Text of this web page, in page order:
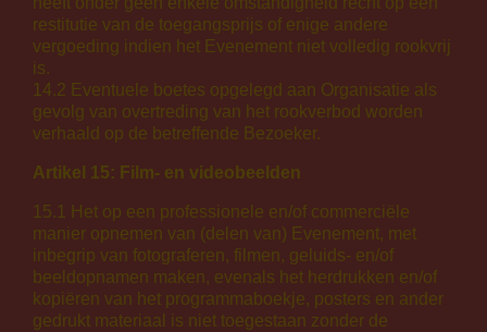
restitutie van de toegangsprijs of enige andere
vergoeding indien het Evenement niet volledig rookvrij
is.
14.2 Eventuele boetes opgelegd aan Organisatie als
gevolg van overtreding van het rookverbod worden
verhaald op de betreffende Bezoeker.
Artikel 15: Film- en videobeelden
15.1 Het op een professionele en/of commerciële
manier opnemen van (delen van) Evenement, met
inbegrip van fotograferen, filmen, geluids- en/of
beeldopnamen maken, evenals het herdrukken en/of
kopiëren van het programmaboekje, posters en ander
gedrukt materiaal is niet toegestaan zonder de